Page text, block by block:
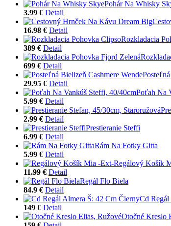
Pohár Na Whisky
3.99 € Detail
16.98 € Detail
Rozkladacia
389 € Detail
699 € Detail
29.95 € Detail
Poťah Na
5.99 € Detail
2.99 € Detail
Prestieranie Steffi
6.99 € Detail
Rám Na Fotky Gitta
5.99 € Detail
Regálový Košík
11.99 € Detail
Regál Flo Biela
84.9 € Detail
Cd
149 € Detail
Otočné Kreslo